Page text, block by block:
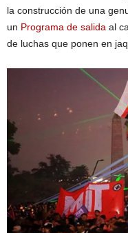
la construcción de una
un Programa de salida al
de luchas que ponen en